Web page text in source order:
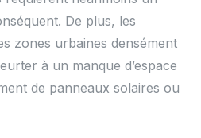
De plus, les
zones urbaines densément
à un manque d’espace
de panneaux solaires ou